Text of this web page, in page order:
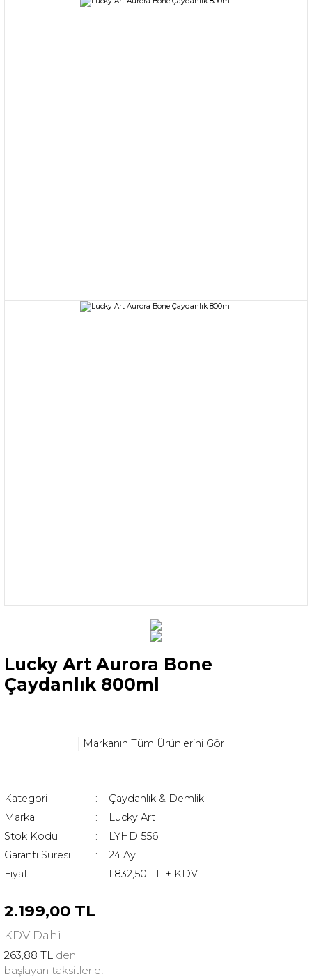
Lucky Art Aurora Bone
Çaydanlık 800ml
Markanın Tüm Ürünlerini Gör
Kategori
Çaydanlık & Demlik
Marka
Lucky Art
Stok Kodu
LYHD 556
Garanti Süresi
24 Ay
Fiyat
1.832,50 TL + KDV
2.199,00 TL
KDV Dahil
263,88 TL den
başlayan taksitlerle!